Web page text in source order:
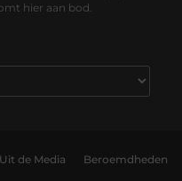
hier aan bod.
Uit de Media Beroemdheden